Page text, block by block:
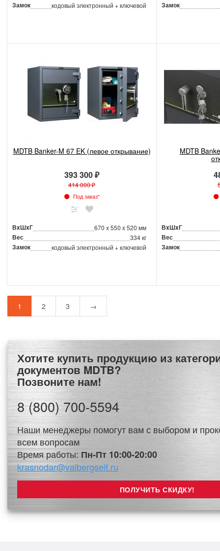
Замок кодовый электронный + ключевой
Замок
MDTB Banker-M 67 EK (левое открывание)
393 300 ₽
414 000 ₽
Под заказ*
ВxШxГ 670 x 550 x 520 мм
Вес 334 кг
Замок кодовый электронный + ключевой
MDTB
ВxШxГ
Вес
Замок
1 2 3 →
Хотите купить продукцию из категории Сейфы для
документов MDTB?
Позвоните нам!
8 (800) 700-5594
Наши менеджеры помогут вам с выбором и
всем вопросам
Время работы: Пн-Пт 10:00-20:00
krasnodar@valbergseif.ru